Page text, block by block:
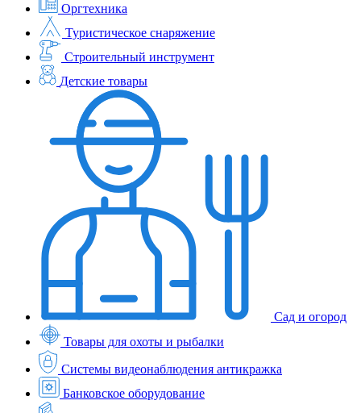
Оргтехника
Туристическое снаряжение
Строительный инструмент
Детские товары
Сад и огород
Товары для охоты и рыбалки
Системы видеонаблюдения антикражка
Банковское оборудование